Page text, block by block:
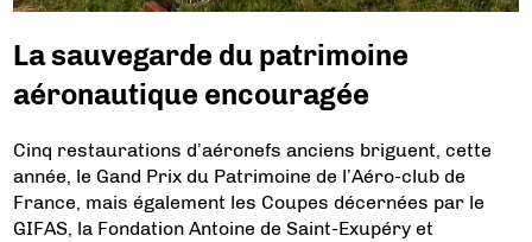
La sauvegarde du patrimoine
aéronautique encouragée
Cinq restaurations d’aéronefs anciens briguent, cette
année, le Gand Prix du Patrimoine de l’Aéro-club de
France, mais également les Coupes décernées par le
GIFAS, la Fondation Antoine de Saint-Exupéry et